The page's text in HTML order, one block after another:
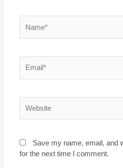
Save my name, email, and
for the next time I comment.